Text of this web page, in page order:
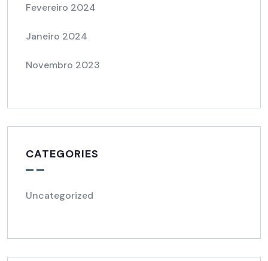
Fevereiro 2024
Janeiro 2024
Novembro 2023
CATEGORIES
Uncategorized